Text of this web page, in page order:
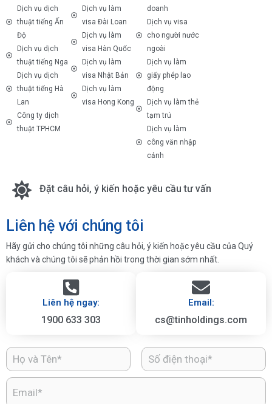
Dịch vụ dịch
thuật tiếng Ấn
Độ
Dịch vụ dịch
thuật tiếng Nga
Dịch vụ dịch
thuật tiếng Hà
Lan
Công ty dịch
thuật TPHCM
Dịch vụ làm
visa Đài Loan
Dịch vụ làm
visa Hàn Quốc
Dịch vụ làm
visa Nhật Bản
Dịch vụ làm
visa Hong Kong
doanh
Dịch vụ visa
cho người nước
ngoài
Dịch vụ làm
giấy phép lao
động
Dịch vụ làm thẻ
tạm trú
Dịch vụ làm
công văn nhập
cảnh
Đặt câu hỏi, ý kiến hoặc yêu cầu tư vấn
Liên hệ với chúng tôi
Hãy gửi cho chúng tôi những câu hỏi, ý kiến hoặc yêu cầu của Quý
khách và chúng tôi sẽ phản hồi trong thời gian sớm nhất.
Liên hệ ngay:
1900 633 303
Email:
cs@tinholdings.com